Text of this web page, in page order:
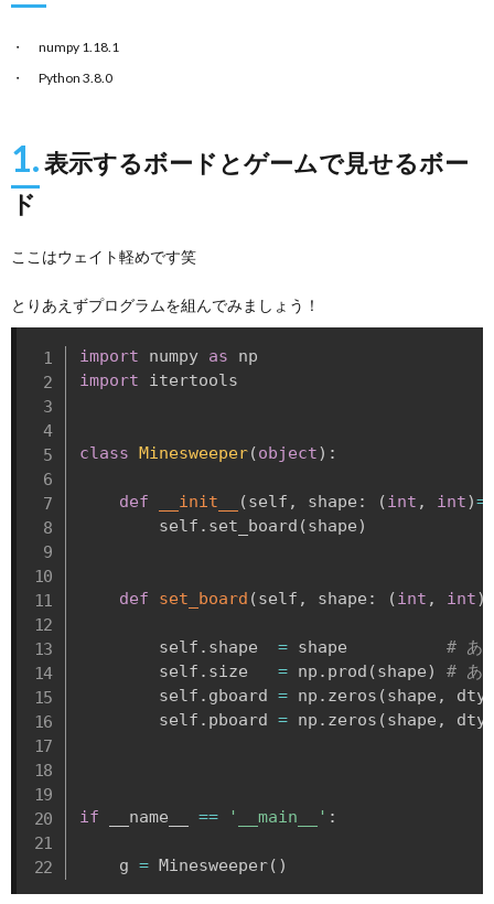
numpy 1.18.1
Python 3.8.0
1.表示するボードとゲームで見せるボー
ド
ここはウェイト軽めです笑
とりあえずプログラムを組んでみましょう！
import numpy as
import itertools
class Minesweeper(object) :
def __init__ (self , shape : (int , int)=
        self
. set_board (shape)
def set_board (self , shape : (int , int)
        self
. shape = shape # あ
        self
. size = np . prod (shape)
# あ
        self
. gboard = np . zeros (shape ,
        self
. pboard = np . zeros (shape ,
if __name__ == '__main__' :
    g
= Minesweeper( )